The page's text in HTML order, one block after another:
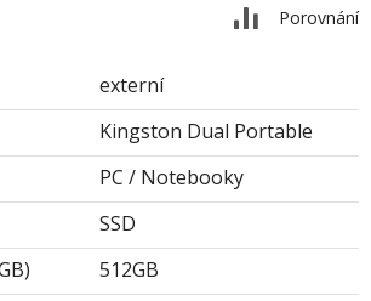
Porovnání
externí
Kingston Dual Portable
PC / Notebooky
SSD
512GB